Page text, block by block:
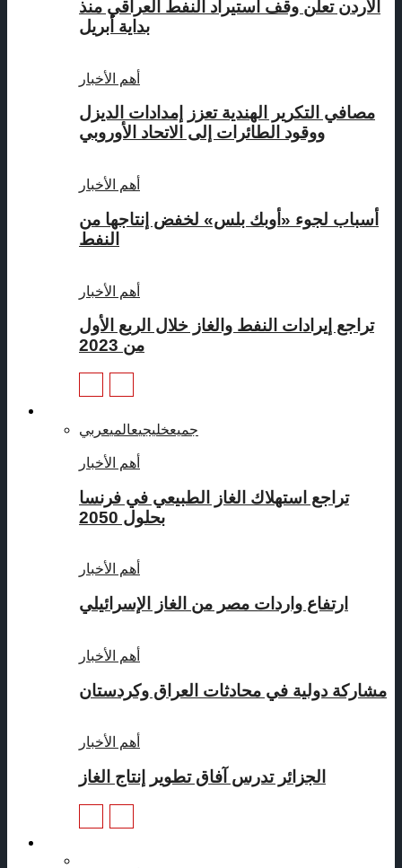
الأردن تعلن وقف استيراد النفط العراقي منذ
بداية أبريل
أهم الأخبار
مصافي التكرير الهندية تعزز إمدادات الديزل
ووقود الطائرات إلى الاتحاد الأوروبي
أهم الأخبار
أسباب لجوء «أوبك بلس» لخفض إنتاجها من
النفط
أهم الأخبار
تراجع إيرادات النفط والغاز خلال الربع الأول
من 2023
جميعخليجيعالميعربي
أهم الأخبار
تراجع استهلاك الغاز الطبيعي في فرنسا
بحلول 2050
أهم الأخبار
ارتفاع واردات مصر من الغاز الإسرائيلي
أهم الأخبار
مشاركة دولية في محادثات العراق وكردستان
أهم الأخبار
الجزائر تدرس آفاق تطوير إنتاج الغاز